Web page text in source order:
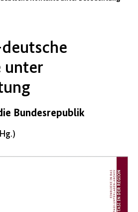
unter
Bundesrepublik